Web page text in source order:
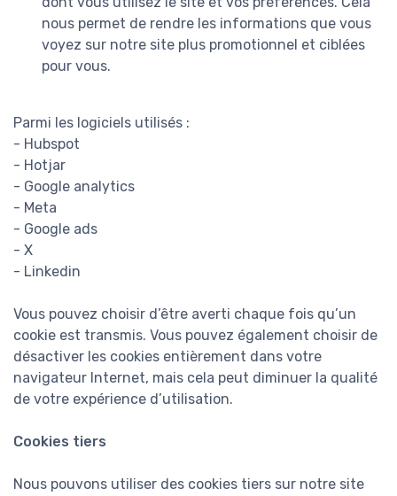
nous permet de rendre les informations que vous
voyez sur notre site plus promotionnel et ciblées
pour vous.
Parmi les logiciels utilisés :
- Hubspot
- Hotjar
- Google analytics
- Meta
- Google ads
- X
- Linkedin
Vous pouvez choisir d’être averti chaque fois qu’un
cookie est transmis. Vous pouvez également choisir de
désactiver les cookies entièrement dans votre
navigateur Internet, mais cela peut diminuer la qualité
de votre expérience d’utilisation.
Cookies tiers
Nous pouvons utiliser des cookies tiers sur notre site